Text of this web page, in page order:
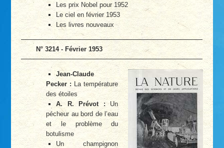
Les prix Nobel pour 1952
Le ciel en février 1953
Les livres nouveaux
N° 3214 - Février 1953
Jean-Claude
Pecker : La température
des étoiles
A. R. Prévot :Un
pécheur au bord de l’eau
et le problème du
botulisme
Un champignon